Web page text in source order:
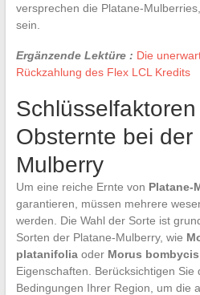
versprechen die Platane-
sein.
Ergänzende Lektüre : Die
Rückzahlung des Flex LCL Kredits
Obsternte bei der
Mulberry
Um eine reiche Ernte von Platane-
garantieren, müssen mehrere
werden. Die Wahl der Sorte ist
Sorten der Platane-Mulberry, wie
platanifoliaoder Morus bombycis
Eigenschaften. Berücksichtigen Sie
Bedingungen Ihrer Region, um die